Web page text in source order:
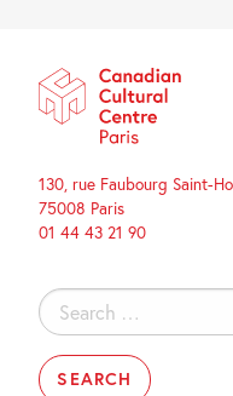
130, rue Faubourg Saint-
75008 Paris
01 44 43 21 90
Search
for: